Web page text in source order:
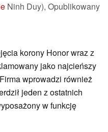
Ninh Duy), Opublikowany
korony Honor wraz z
jako najcieńszy
wprowadzi również
jeden z ostatnich
w funkcję